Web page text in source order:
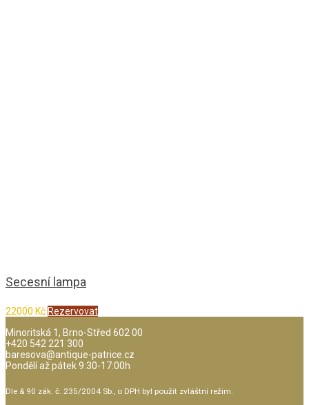
Secesní lampa
22000 Kč Rezervovat
Minoritská 1, Brno-Střed 602 00
+420 542 221 300
baresova@antique-patrice.cz
Pondělí až pátek 9:30-17:00h
Dle & 90 zák. č. 235/2004 Sb., o DPH byl použit zvláštní režim.